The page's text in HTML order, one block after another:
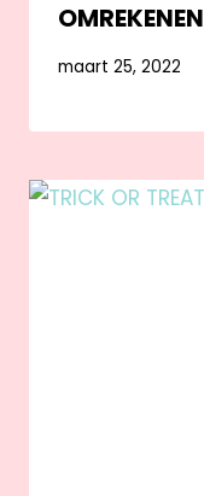
OMREKENEN
maart 25, 2022